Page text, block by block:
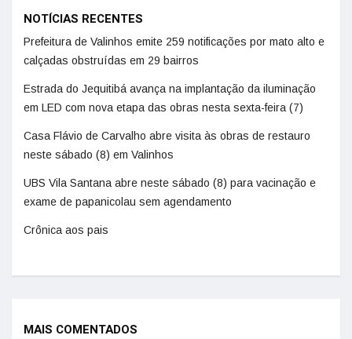
NOTÍCIAS RECENTES
Prefeitura de Valinhos emite 259 notificações por mato alto e
calçadas obstruídas em 29 bairros
Estrada do Jequitibá avança na implantação da iluminação
em LED com nova etapa das obras nesta sexta-feira (7)
Casa Flávio de Carvalho abre visita às obras de restauro
neste sábado (8) em Valinhos
UBS Vila Santana abre neste sábado (8) para vacinação e
exame de papanicolau sem agendamento
Crônica aos pais
MAIS COMENTADOS